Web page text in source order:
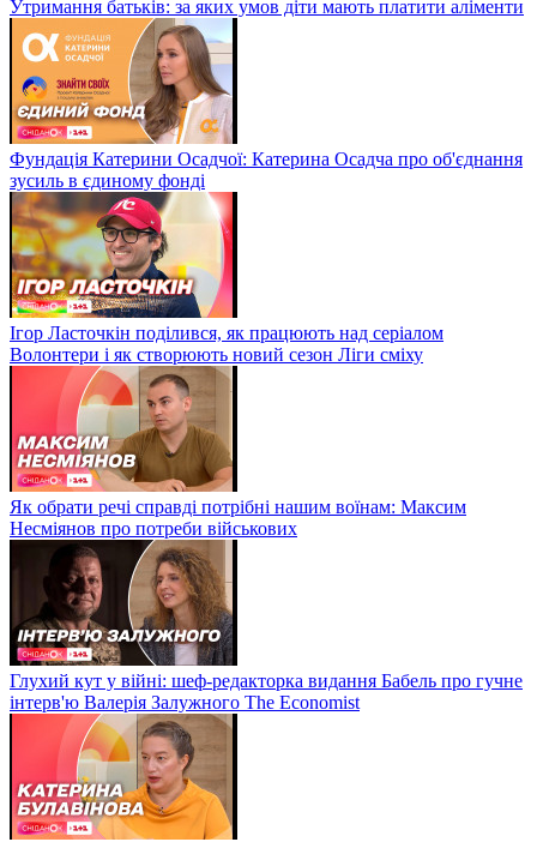
Утримання батьків: за яких умов діти мають платити аліменти
Фундація Катерини Осадчої: Катерина Осадча про об'єднання
зусиль в єдиному фонді
Ігор Ласточкін поділився, як працюють над серіалом
Волонтери і як створюють новий сезон Ліги сміху
Як обрати речі справді потрібні нашим воїнам: Максим
Несміянов про потреби військових
Глухий кут у війні: шеф-редакторка видання Бабель про гучне
інтерв'ю Валерія Залужного The Economist